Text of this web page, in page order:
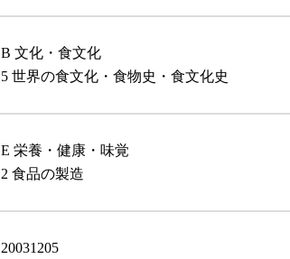
B 文化・食文化
5 世界の食文化・食物史・食文化史
E 栄養・健康・味覚
2 食品の製造
20031205